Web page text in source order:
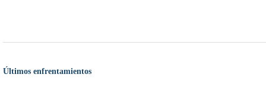
Últimos enfrentamientos